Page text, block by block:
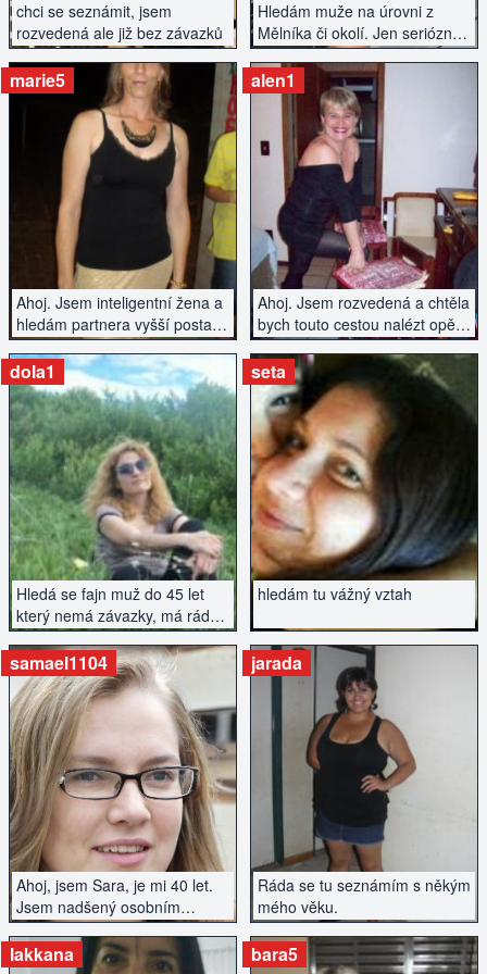
chci se seznámit, jsem
rozvedená ale již bez závazků
Hledám muže na úrovni z
Mělníka či okolí. Jen seriózně,
ne vitpálci, tak napište.
Ahoj. Jsem inteligentní žena a
hledám partnera vyšší postavy
ze Zlína či okolí. Uvidíme, zda
se tu mohu seznámit s někým
na úrovni.
marie5
ZOBRAZIT INZERÁT
Ahoj. Jsem rozvedená a chtěla
bych touto cestou nalézt opět
štěstí. Pište.
alen1
ZOBRAZIT INZERÁT
Hledá se fajn muž do 45 let
který nemá závazky, má rád
přírodu, turistiku a umí
naslouchat.
dola1
ZOBRAZIT INZERÁT
hledám tu vážný vztah
seta
ZOBRAZIT INZERÁT
Ahoj, jsem Sara, je mi 40 let.
Jsem nadšený osobním
růstem, smysluplné spojení, a
zkoumání života. Baví mě
samael1104
ZOBRAZIT INZERÁT
Ráda se tu seznámím s někým
mého věku.
jarada
ZOBRAZIT INZERÁT
lakkana bara5